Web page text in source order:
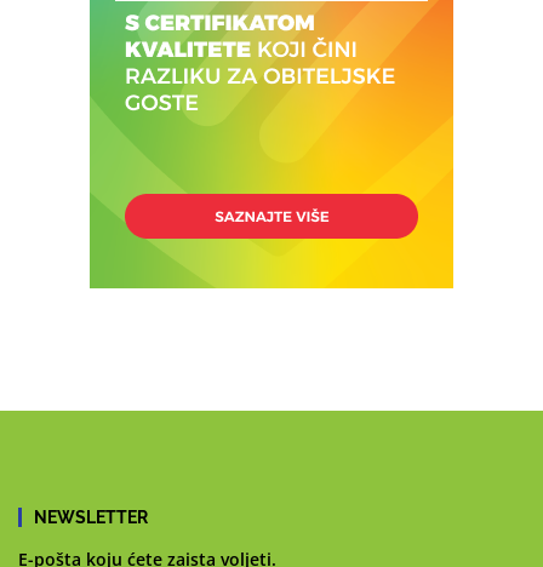
NEWSLETTER
E-pošta koju ćete zaista voljeti.